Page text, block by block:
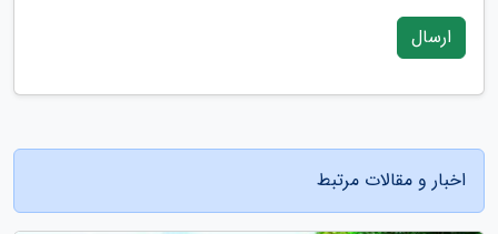
ارسال
اخبار و مقالات مرتبط